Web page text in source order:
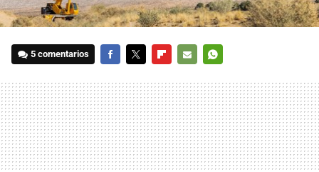
5 comentarios
MAIL